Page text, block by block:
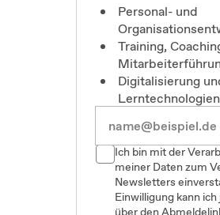
Personal- und
Training,
Digitalisierung
Lerntechnologien
Ich bin mit der
meiner Daten zum
Newsletters
Einwilligung kann